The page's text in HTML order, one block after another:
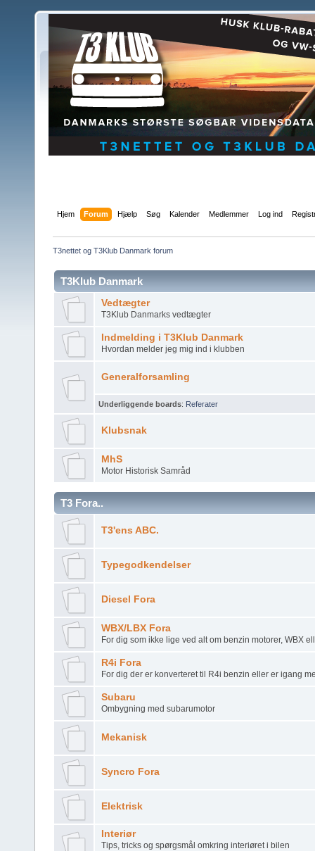
Hjem Forum Hjælp Søg Kalender Medlemmer Log ind
T3nettet og T3Klub Danmark forum
T3Klub Danmark
Vedtægter
T3Klub Danmarks vedtægter
Indmelding i T3Klub Danmark
Hvordan melder jeg mig ind i klubben
Generalforsamling
Underliggende boards: Referater
Klubsnak
MhS
Motor Historisk Samråd
T3 Fora..
T3'ens ABC.
Typegodkendelser
Diesel Fora
WBX/LBX Fora
For dig som ikke lige ved alt om benzin motorer, WBX
R4i Fora
For dig der er konverteret til R4i benzin eller er igang
Subaru
Ombygning med subarumotor
Mekanisk
Syncro Fora
Elektrisk
Interiør
Tips, tricks og spørgsmål omkring interiøret i bilen